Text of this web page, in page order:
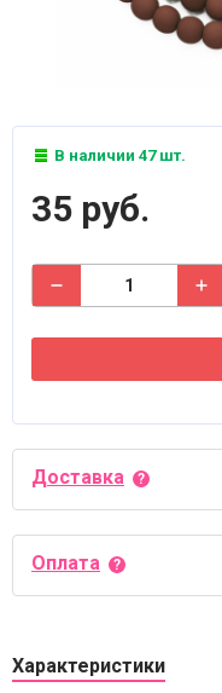
В наличии 47 шт.
35 руб.
Доставка
Оплата
Характеристики